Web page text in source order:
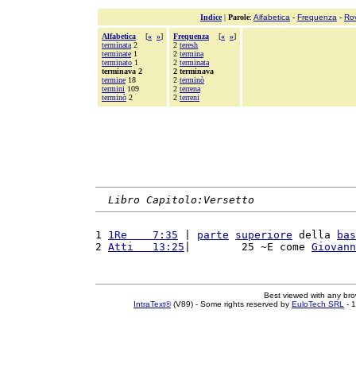
Indice| Parole: Alfabetica - Frequenza -
Alfabetica [« »]
terminata 2
terminate 1
terminato 1
terminava 2
termine 18
termini 109
terminò 2
Frequenza [« »]
2 teresh
2 termina
2 terminata
2 terminava
2 terminò
2 terrena
2 terreni
Libro Capitolo:Versetto
1 1Re    7:35 parte superiore della
2 Atti   13:25 |        25 ~E come
Best viewed with any
IntraText®(V89) - Some rights reserved by EuloTech SRL -